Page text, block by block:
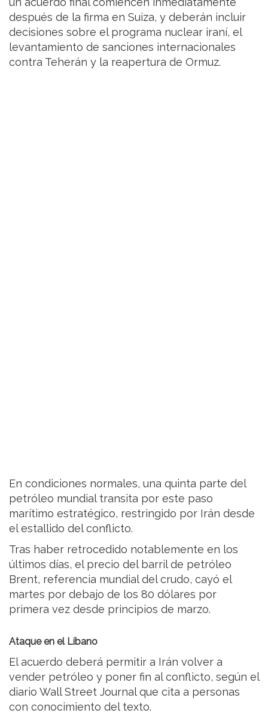
después de la firma en Suiza, y deberán incluir
decisiones sobre el programa nuclear iraní, el
levantamiento de sanciones internacionales
contra Teherán y la reapertura de Ormuz.
En condiciones normales, una quinta parte del
petróleo mundial transita por este paso
marítimo estratégico, restringido por Irán desde
el estallido del conflicto.
Tras haber retrocedido notablemente en los
últimos días, el precio del barril de petróleo
Brent, referencia mundial del crudo, cayó el
martes por debajo de los 80 dólares por
primera vez desde principios de marzo.
Ataque en el Líbano
El acuerdo deberá permitir a Irán volver a
vender petróleo y poner fin al conflicto, según el
diario Wall Street Journal que cita a personas
con conocimiento del texto.